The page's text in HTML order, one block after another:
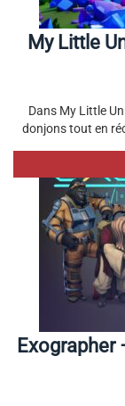
My Little
Dans My Little
donjons tout en
Exographer